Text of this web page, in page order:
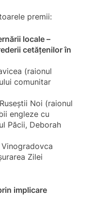
premii:
locale –
cetățenilor în
(raionul
comunitar
Noi (raionul
engleze cu
Păcii, Deborah
Zilei
implicare